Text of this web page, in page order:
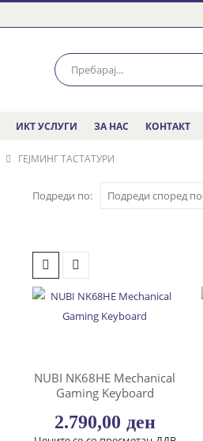
ИКТ УСЛУГИ ЗА НАС КОНТАКТ
ГЕЈМИНГ ТАСТАТУРИ
Подреди по:
NUBI NK68HE Mechanical
Gaming Keyboard
2.790,00 ден